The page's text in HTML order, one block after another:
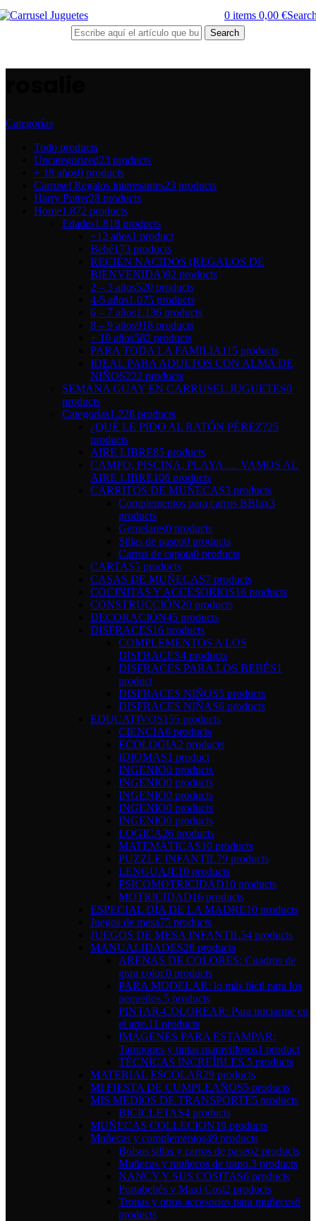
0 items 0,00 €
Search
Categorías
Todo products
Uncategorized23 products
+ 18 años0 products
Carrusel Regalos interesantes23 products
Harry Potter28 products
Home1.872 products
Edades1.818 products
+12 años1 product
Bebé173 products
RECIÉN NACIDOS (REGALOS DE
BIENVENIDA)92 products
2 – 3 años520 products
4-5 años1.075 products
6 – 7 años1.136 products
8 – 9 años918 products
+ 10 años582 products
PARA TODA LA FAMILIA115 products
IDEAL PARA ADULTOS CON ALMA DE
NIÑOS222 products
SEMANA GUAY EN CARRUSEL JUGUETES0
products
Categorías1.228 products
¿QUÉ LE PIDO AL RATÓN PÉREZ?25
products
AIRE LIBRE85 products
CAMPO, PISCINA, PLAYA…. VAMOS AL
AIRE LIBRE106 products
CARRITOS DE MUÑECAS3 products
Complementos para carros BBlux3
products
Gemelares0 products
Sillas de paseo0 products
Carros de capota0 products
CARTAS5 products
CASAS DE MUÑECAS7 products
COCINITAS Y ACCESORIOS16 products
CONSTRUCCIÓN20 products
DECORACIÓN45 products
DISFRACES16 products
COMPLEMENTOS A LOS
DISFRACES4 products
DISFRACES PARA LOS BEBÉS1
product
DISFRACES NIÑOS5 products
DISFRACES NIÑAS6 products
EDUCATIVOS155 products
CIENCIA6 products
ECOLOGIA2 products
IDIOMAS1 product
INGENIO0 products
INGENIO0 products
INGENIO0 products
INGENIO0 products
INGENIO0 products
LOGICA26 products
MATEMÁTICAS10 products
PUZZLE INFANTIL79 products
LENGUAJE10 products
PSICOMOTRICIDAD10 products
MOTRICIDAD16 products
ESPECIAL DÍA DE LA MADRE10 products
Juegos de mesa75 products
JUEGOS DE MESA INFANTIL54 products
MANUALIDADES28 products
ARENAS DE COLORES: Cuadros de
gran color.0 products
PARA MODELAR: lo más fácil para los
pequeños.5 products
PINTAR-COLOREAR: Para iniciarme en
el arte.11 products
IMÁGENES PARA ESTAMPAR:
Tampones y tintas maravillosos1 product
TÉCNICAS INCREÍBLES.5 products
MATERIAL ESCOLAR29 products
MI FIESTA DE CUMPLEAÑOS5 products
MIS MEDIOS DE TRANSPORTE5 products
BICICLETAS4 products
MUÑECAS COLLECION19 products
Muñecas y complementos49 products
Bolsos sillas y carros de paseo2 products
Muñecas y muñecos de trapo.3 products
NANCY Y SUS COSITAS6 products
Portabebés y Maxi Cosi2 products
Tronas y otros accesorios para muñecos6
products